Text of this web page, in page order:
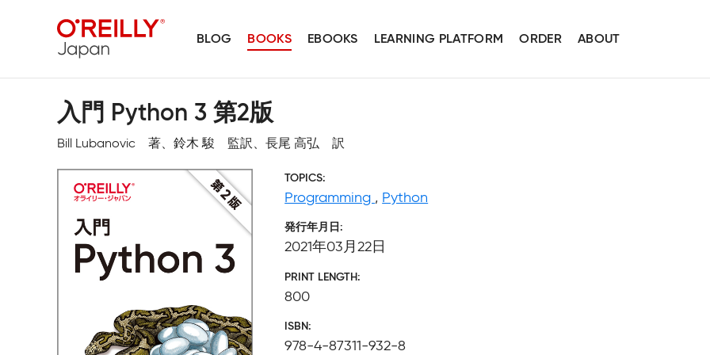
BLOG BOOKS EBOOKS LEARNING PLATFORM ORDER ABOUT
入門 Python 3 第2版
Bill Lubanovic 著、鈴木 駿 監訳、長尾 高弘 訳
TOPICS
Programming , Python
発行年月日
2021年03月22日
PRINT LENGTH
800
ISBN
978-4-87311-932-8